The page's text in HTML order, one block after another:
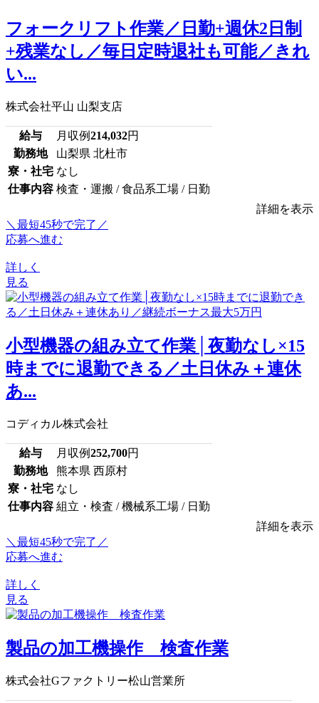
フォークリフト作業／日勤+週休2日制
+残業なし／毎日定時退社も可能／きれ
い...
株式会社平山 山梨支店
給与 月収例214,032円
勤務地
山梨県 北杜市
寮・社宅 なし
仕事内容 検査・運搬 / 食品系工場 / 日勤
詳細を表示
＼最短45秒で完了／
応募へ進む
詳しく
見る
小型機器の組み立て作業│夜勤なし×15
時までに退勤できる／土日休み＋連休
あ...
コディカル株式会社
給与 月収例252,700円
勤務地
熊本県 西原村
寮・社宅 なし
仕事内容 組立・検査 / 機械系工場 / 日勤
詳細を表示
＼最短45秒で完了／
応募へ進む
詳しく
見る
製品の加工機操作 検査作業
株式会社Gファクトリー松山営業所